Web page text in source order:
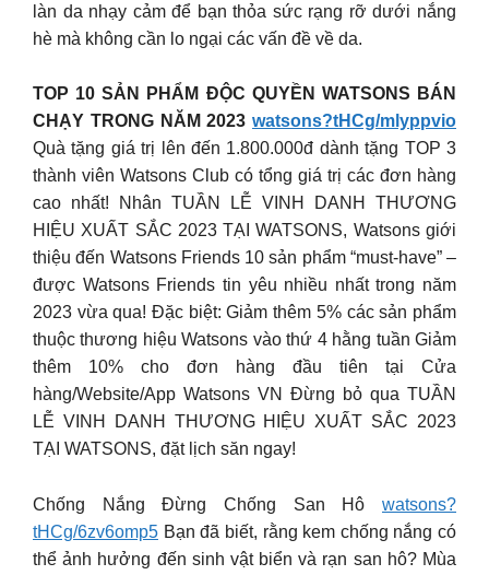
làn da nhạy cảm để bạn thỏa sức rạng rỡ dưới nắng
hè mà không cần lo ngại các vấn đề về da.
TOP 10 SẢN PHẨM ĐỘC QUYỀN WATSONS BÁN
CHẠY TRONG NĂM 2023 watsons?tHCg/mlyppvio
Quà tặng giá trị lên đến 1.800.000đ dành tặng TOP 3
thành viên Watsons Club có tổng giá trị các đơn hàng
cao nhất! Nhân TUẦN LỄ VINH DANH THƯƠNG
HIỆU XUẤT SẮC 2023 TẠI WATSONS, Watsons giới
thiệu đến Watsons Friends 10 sản phẩm “must-have” –
được Watsons Friends tin yêu nhiều nhất trong năm
2023 vừa qua! Đặc biệt: Giảm thêm 5% các sản phẩm
thuộc thương hiệu Watsons vào thứ 4 hằng tuần Giảm
thêm 10% cho đơn hàng đầu tiên tại Cửa
hàng/Website/App Watsons VN Đừng bỏ qua TUẦN
LỄ VINH DANH THƯƠNG HIỆU XUẤT SẮC 2023
TẠI WATSONS, đặt lịch săn ngay!
Chống Nắng Đừng Chống San Hô watsons?
tHCg/6zv6omp5 Bạn đã biết, rằng kem chống nắng có
thể ảnh hưởng đến sinh vật biển và rạn san hô? Mùa